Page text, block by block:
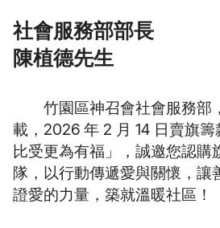
社會服務部部長
陳植德先生
竹園區神召會社會服務部
載，2026 年 2 月 14 日賣旗
比受更為有福」，誠邀您認購
隊，以行動傳遞愛與關懷，讓
證愛的力量，築就溫暖社區！